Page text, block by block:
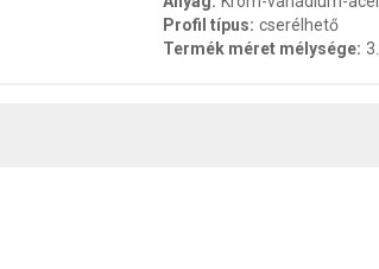
Profil típus: cserélhető
Termék méret mélysége: